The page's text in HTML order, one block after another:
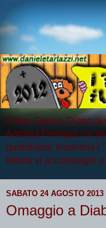
Arthur Serpis, Diario di
Artrosia Perhaps, un
quotidiana: insomma i
lettura vi accompagni
SABATO 24 AGOSTO 2013
Omaggio a